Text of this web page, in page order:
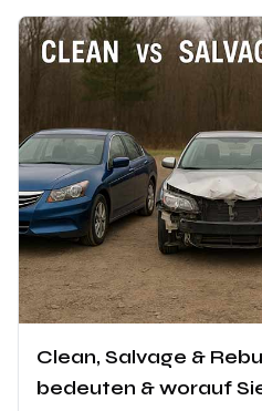
Clean, Salvage &
bedeuten & worauf